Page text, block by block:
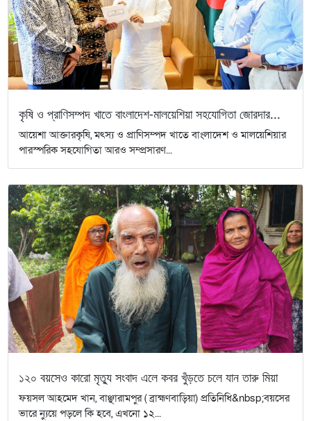
কৃষি ও প্রাণিসম্পদ খাতে বাংলাদেশ-মালয়েশিয়া সহযোগিতা জোরদার...
আয়েশা আক্তারকৃষি, মৎস্য ও প্রাণিসম্পদ খাতে বাংলাদেশ ও মালয়েশিয়ার
পারস্পরিক সহযোগিতা আরও সম্প্রসারণ...
১২০ বয়সেও কারো মৃত্যু সংবাদ এলে কবর খুঁড়তে চলে যান তারু মিয়া
ফয়সল আহমেদ খান, বাঞ্ছারামপুর ( ব্রাহ্মণবাড়িয়া) প্রতিনিধি&nbsp;বয়সের
ভারে ন্যুয়ে পড়লে কি হবে, এখনো ১২...